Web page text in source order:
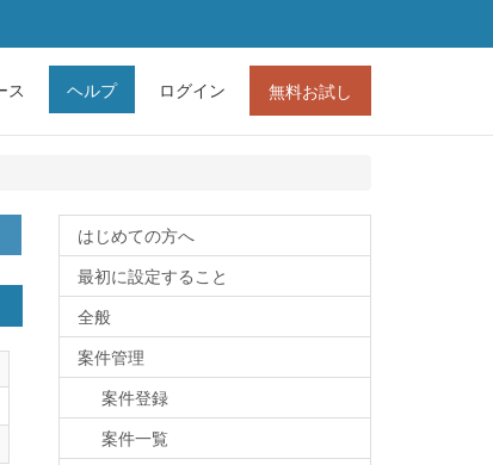
ス ヘルプ ログイン 無料お試し
はじめての方へ
最初に設定すること
全般
案件管理
案件登録
案件一覧